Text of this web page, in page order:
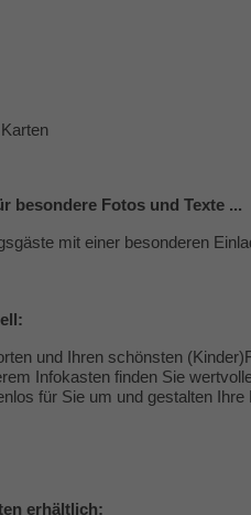
besondere Fotos und Texte ...
mit einer besonderen
und Ihren schönsten
Infokasten finden Sie
für Sie um und gestalten
erhältlich: